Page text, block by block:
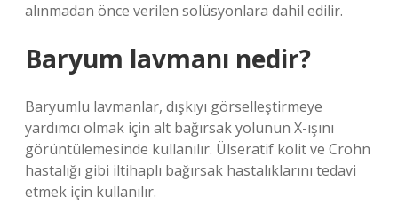
alınmadan önce verilen solüsyonlara dahil edilir.
Baryum lavmanı nedir?
Baryumlu lavmanlar, dışkıyı görselleştirmeye
yardımcı olmak için alt bağırsak yolunun X-ışını
görüntülemesinde kullanılır. Ülseratif kolit ve Crohn
hastalığı gibi iltihaplı bağırsak hastalıklarını tedavi
etmek için kullanılır.